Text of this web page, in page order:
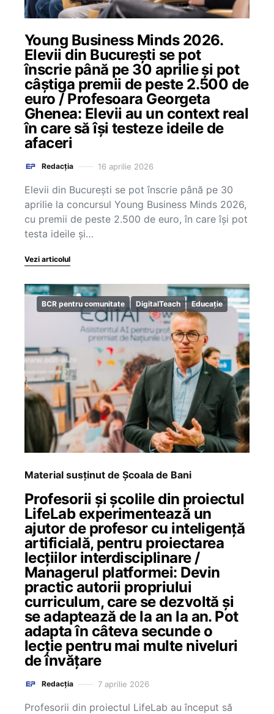
Young Business Minds 2026.
Elevii din București se pot
înscrie până pe 30 aprilie și pot
câștiga premii de peste 2.500 de
euro / Profesoara Georgeta
Ghenea: Elevii au un context real
în care să își testeze ideile de
afaceri
Redacția 16 aprilie 2026
Elevii din București se pot înscrie până pe 30
aprilie la concursul Young Business Minds 2026,
cu premii de peste 2.500 de euro, în care își pot
testa ideile și…
Vezi articolul
BCR pentru comunitate DigitalTeach Educație
Material susținut de Școala de Bani
Profesorii și școlile din proiectul
LifeLab experimentează un
ajutor de profesor cu inteligență
artificială, pentru proiectarea
lecțiilor interdisciplinare /
Managerul platformei: Devin
practic autorii propriului
curriculum, care se dezvoltă și
se adaptează de la an la an. Pot
adapta în câteva secunde o
lecție pentru mai multe niveluri
de învățare
Redacția 7 aprilie 2026
Profesorii din proiectul LifeLab au început să